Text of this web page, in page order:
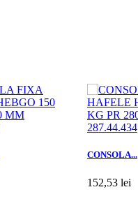
CONSOLA...
152,53 lei